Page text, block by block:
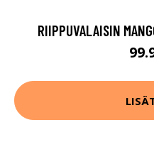
RIIPPUVALAISIN